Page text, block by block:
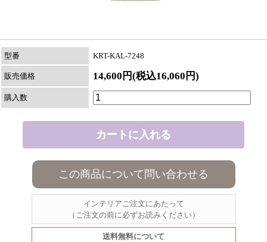
型番 KRT-KAL-7248
販売価格 14,600円(税込16,060円)
購入数
この商品について問い合わせる
インテリアご注文にあたって
（ご注文の前に必ずお読みください）
送料無料について